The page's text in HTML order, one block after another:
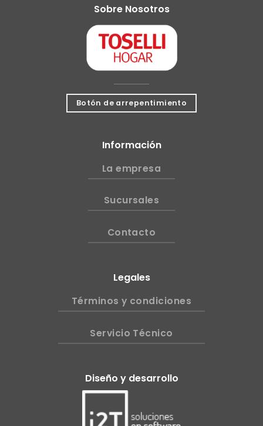
Sobre Nosotros
Botón de arrepentimiento
Información
La empresa
Sucursales
Contacto
Legales
Términos y condiciones
Servicio Técnico
Diseño y desarrollo